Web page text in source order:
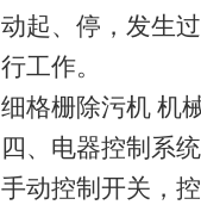
动起、停，发生
行工作。
细格栅除污机 机
四、电器控制系
手动控制开关，